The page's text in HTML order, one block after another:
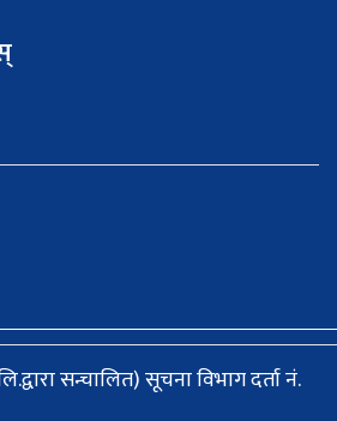
सन्चालित) सूचना विभाग दर्ता नं.